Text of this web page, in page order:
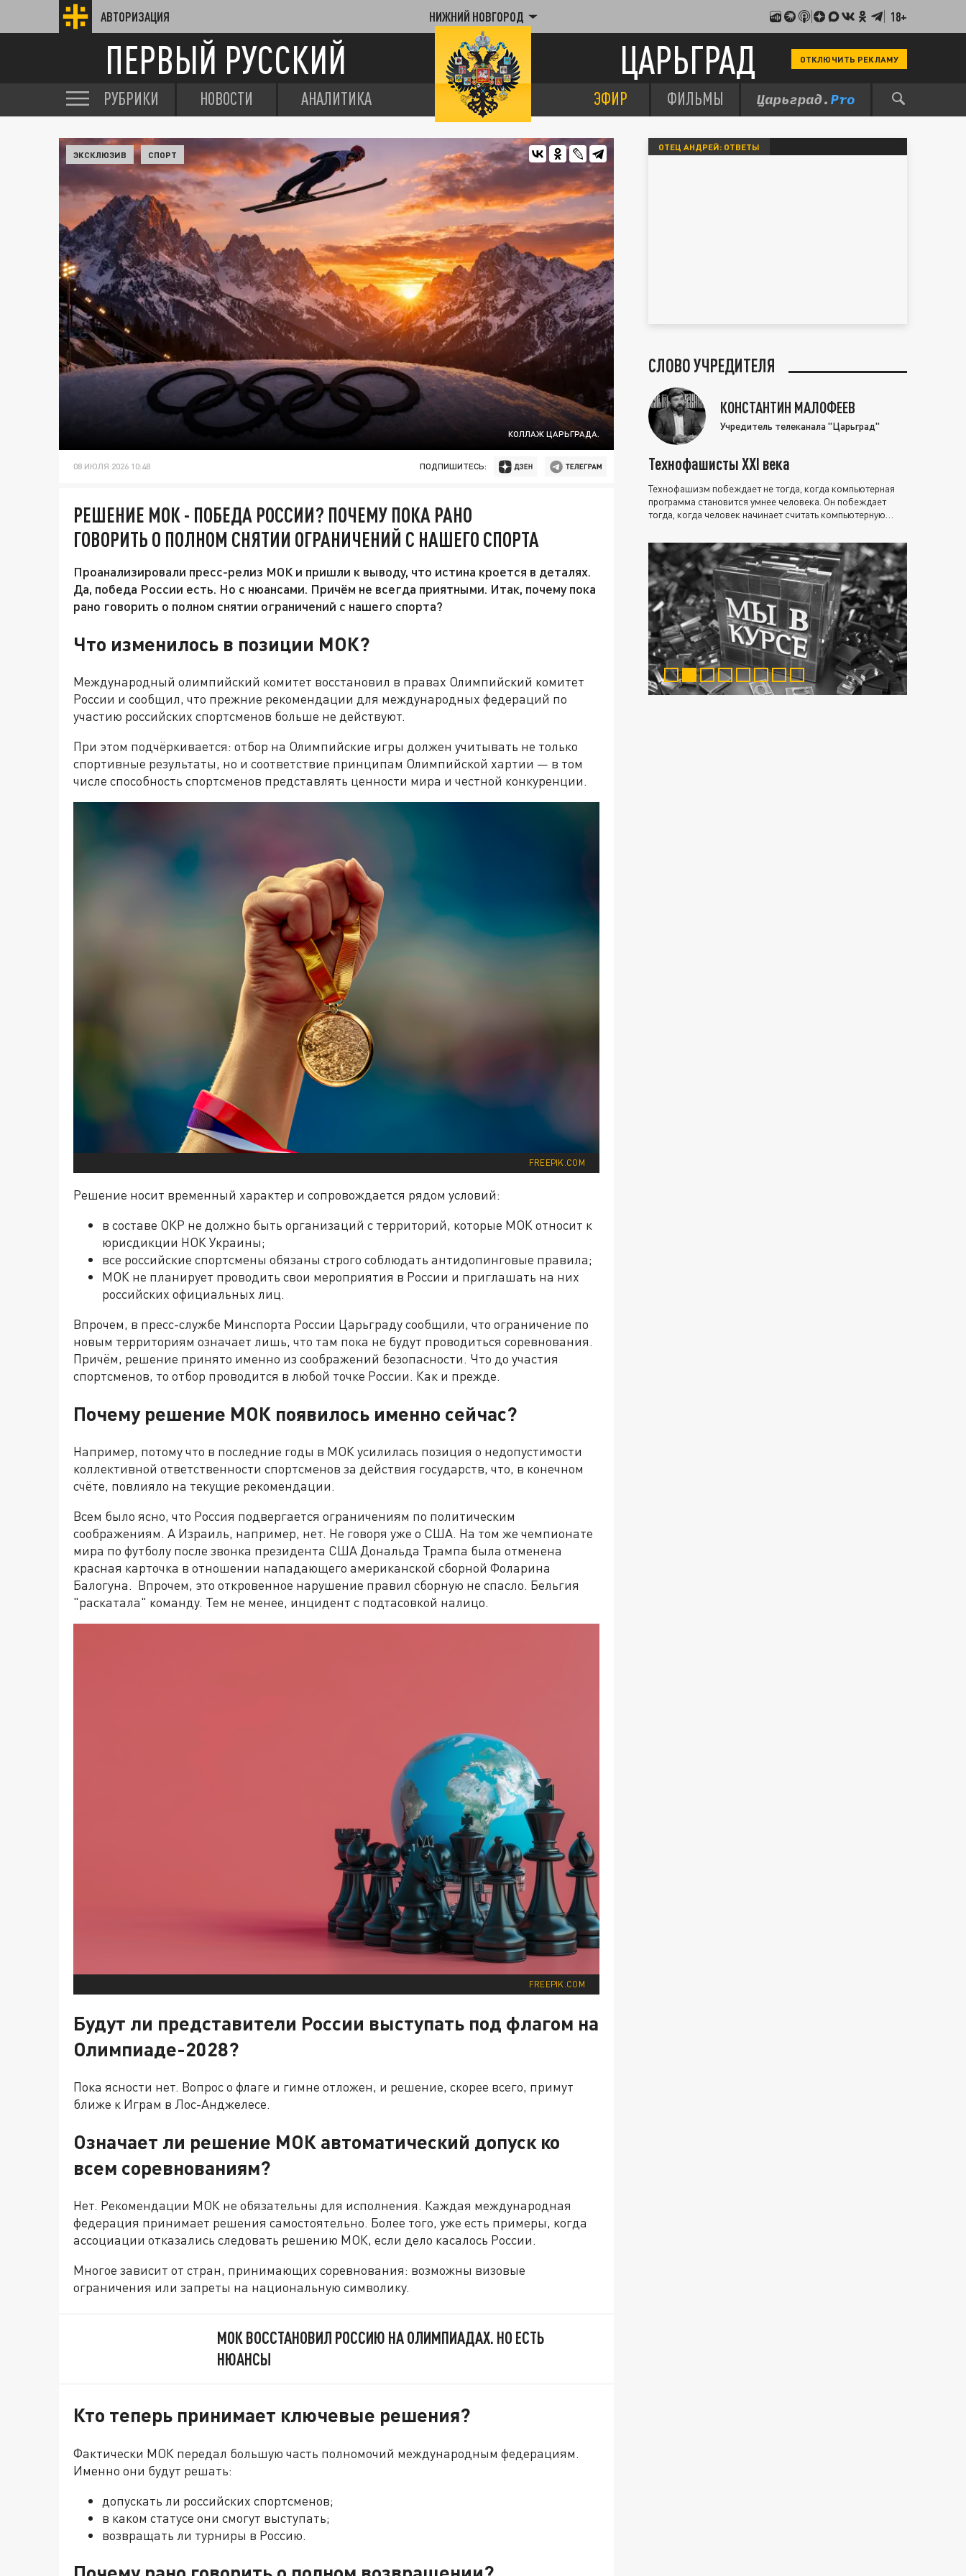
АВТОРИЗАЦИЯ НИЖНИЙ НОВГОРОД 18+
ПЕРВЫЙ РУССКИЙ ЦАРЬГРАД ОТКЛЮЧИТЬ РЕКЛАМУ
РУБРИКИ НОВОСТИ АНАЛИТИКА ЭФИР ФИЛЬМЫ
КОЛЛАЖ ЦАРЬГРАДА.
ЭКСКЛЮЗИВ СПОРТ
08 ИЮЛЯ 2026 10:48 ПОДПИШИТЕСЬ:
РЕШЕНИЕ МОК - ПОБЕДА РОССИИ? ПОЧЕМУ ПОКА РАНО
ГОВОРИТЬ О ПОЛНОМ СНЯТИИ ОГРАНИЧЕНИЙ С НАШЕГО СПОРТА
Проанализировали пресс-релиз МОК и пришли к выводу, что истина кроется в деталях.
Да, победа России есть. Но с нюансами. Причём не всегда приятными. Итак, почему пока
рано говорить о полном снятии ограничений с нашего спорта?
Что изменилось в позиции МОК?
Международный олимпийский комитет восстановил в правах Олимпийский комитет
России и сообщил, что прежние рекомендации для международных федераций по
участию российских спортсменов больше не действуют.
При этом подчёркивается: отбор на Олимпийские игры должен учитывать не только
спортивные результаты, но и соответствие принципам Олимпийской хартии — в том
числе способность спортсменов представлять ценности мира и честной конкуренции.
FREEPIK.COM
Решение носит временный характер и сопровождается рядом условий:
в составе ОКР не должно быть организаций с территорий, которые МОК относит к
юрисдикции НОК Украины;
все российские спортсмены обязаны строго соблюдать антидопинговые правила;
МОК не планирует проводить свои мероприятия в России и приглашать на них
российских официальных лиц.
Впрочем, в пресс-службе Минспорта России Царьграду сообщили, что ограничение по
новым территориям означает лишь, что там пока не будут проводиться соревнования.
Причём, решение принято именно из соображений безопасности. Что до участия
спортсменов, то отбор проводится в любой точке России. Как и прежде.
Почему решение МОК появилось именно сейчас?
Например, потому что в последние годы в МОК усилилась позиция о недопустимости
коллективной ответственности спортсменов за действия государств, что, в конечном
счёте, повлияло на текущие рекомендации.
Всем было ясно, что Россия подвергается ограничениям по политическим
соображениям. А Израиль, например, нет. Не говоря уже о США. На том же чемпионате
мира по футболу после звонка президента США Дональда Трампа была отменена
красная карточка в отношении нападающего американской сборной Фоларина
Балогуна. Впрочем, это откровенное нарушение правил сборную не спасло. Бельгия
"раскатала" команду. Тем не менее, инцидент с подтасовкой налицо.
FREEPIK.COM
Будут ли представители России выступать под флагом на
Олимпиаде-2028?
Пока ясности нет. Вопрос о флаге и гимне отложен, и решение, скорее всего, примут
ближе к Играм в Лос-Анджелесе.
Означает ли решение МОК автоматический допуск ко
всем соревнованиям?
Нет. Рекомендации МОК не обязательны для исполнения. Каждая международная
федерация принимает решения самостоятельно. Более того, уже есть примеры, когда
ассоциации отказались следовать решению МОК, если дело касалось России.
Многое зависит от стран, принимающих соревнования: возможны визовые
ограничения или запреты на национальную символику.
МОК ВОССТАНОВИЛ РОССИЮ НА ОЛИМПИАДАХ. НО ЕСТЬ
НЮАНСЫ
Кто теперь принимает ключевые решения?
Фактически МОК передал большую часть полномочий международным федерациям.
Именно они будут решать:
допускать ли российских спортсменов;
в каком статусе они смогут выступать;
возвращать ли турниры в Россию.
ОТЕЦ АНДРЕЙ: ОТВЕТЫ
СЛОВО УЧРЕДИТЕЛЯ
КОНСТАНТИН МАЛОФЕЕВ
Учредитель телеканала "Царьград"
Технофашисты XXI века
Технофашизм побеждает не тогда, когда компьютерная
программа становится умнее человека. Он побеждает
тогда, когда человек начинает считать компьютерную